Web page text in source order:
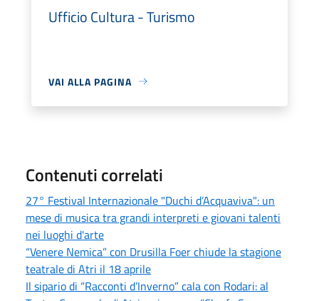
Ufficio Cultura - Turismo
VAI ALLA PAGINA
Contenuti correlati
27° Festival Internazionale "Duchi d’Acquaviva": un
mese di musica tra grandi interpreti e giovani talenti
nei luoghi d'arte
“Venere Nemica” con Drusilla Foer chiude la stagione
teatrale di Atri il 18 aprile
Il sipario di “Racconti d’Inverno” cala con Rodari: al